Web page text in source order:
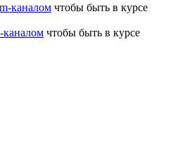
каналом чтобы быть в курсе
чтобы быть в курсе